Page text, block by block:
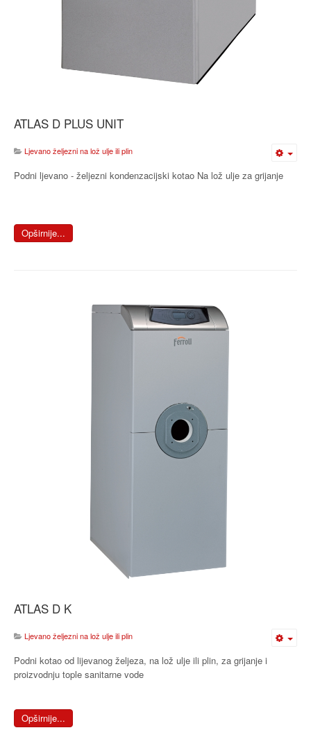
ATLAS D PLUS UNIT
Ljevano željezni na lož ulje ili plin
Podni ljevano - željezni kondenzacijski kotao Na lož ulje za grijanje
Opširnije...
ATLAS D K
Ljevano željezni na lož ulje ili plin
Podni kotao od lijevanog željeza, na lož ulje ili plin, za grijanje i
proizvodnju tople sanitarne vode
Opširnije...